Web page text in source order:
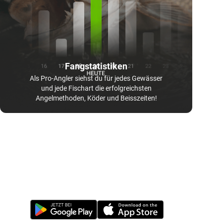
Fangstatistiken
Als Pro-Angler siehst du für jedes Gewässer
und jede Fischart die erfolgreichsten
Angelmethoden, Köder und Beisszeiten!